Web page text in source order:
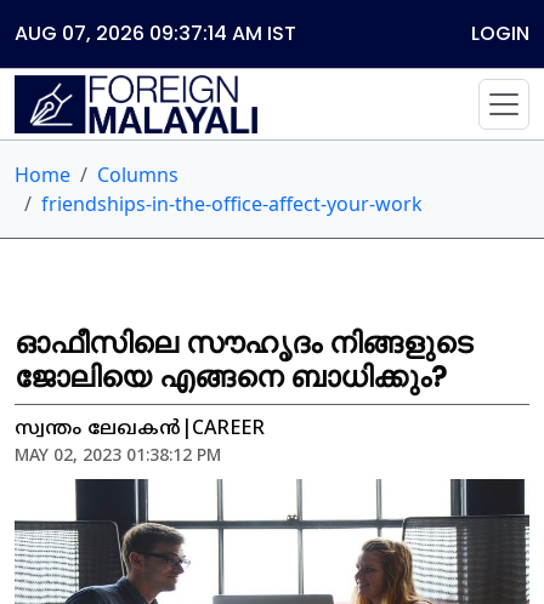
AUG 07, 2026 09:37:14 AM IST LOGIN
Home
Columns
friendships-in-the-office-affect-your-work
ഓഫീസിലെ സൗഹൃദം നിങ്ങളുടെ
ജോലിയെ എങ്ങനെ ബാധിക്കും?
സ്വന്തം ലേഖകൻ|CAREER
MAY 02, 2023 01:38:12 PM